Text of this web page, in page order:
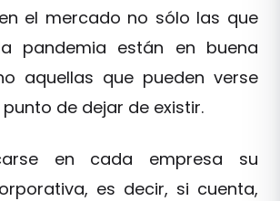
el mercado no sólo las que
pandemia están en buena
aquellas que pueden verse
de dejar de existir.
en cada empresa su
es decir, si cuenta,